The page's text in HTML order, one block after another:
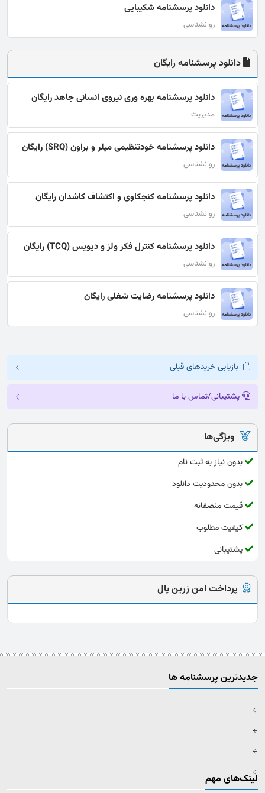
دانلود پرسشنامه شکیبایی
روانشناسی
دانلود پرسشنامه رایگان
دانلود پرسشنامه بهره وری نیروی انسانی جاهد رایگان
مدیریت
دانلود پرسشنامه خودتنظیمی میلر و براون (SRQ) رایگان
روانشناسی
دانلود پرسشنامه کنجکاوی و اکتشاف کاشدان رایگان
روانشناسی
دانلود پرسشنامه کنترل فکر ولز و دیویس (TCQ) رایگان
روانشناسی
دانلود پرسشنامه رضایت شغلی رایگان
روانشناسی
بازیابی خریدهای قبلی
پشتیبانی/تماس با ما
ویژگی‌ها
بدون نیاز به ثبت نام
بدون محدودیت دانلود
قیمت منصفانه
کیفیت مطلوب
پشتیبانی
پرداخت امن زرین پال
جدیدترین پرسشنامه ها
لینک‌های مهم